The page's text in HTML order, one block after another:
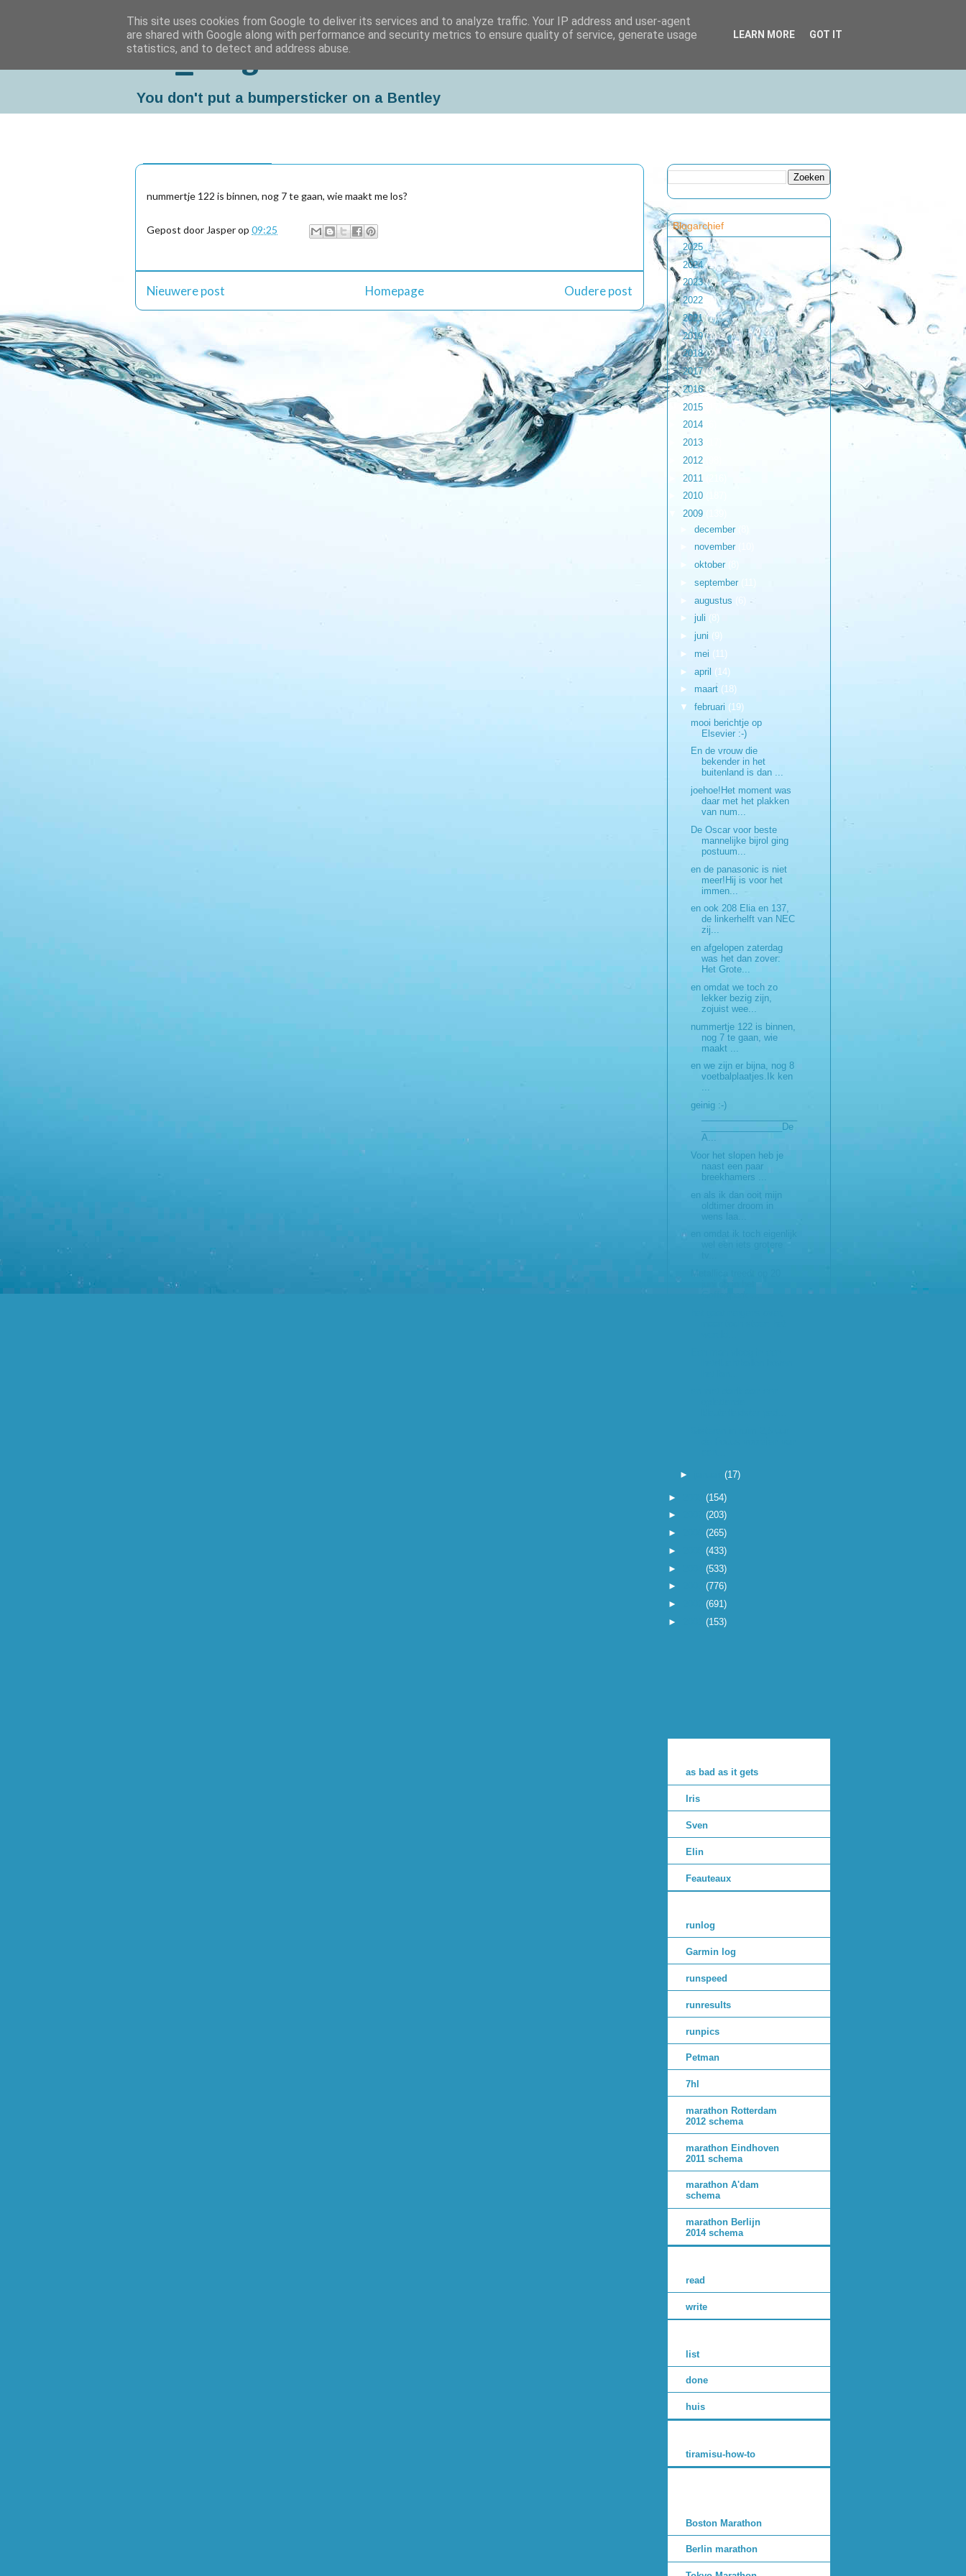
Da_Blog
You don't put a bumpersticker on a Bentley
nummertje 122 is binnen, nog 7 te gaan, wie maakt me los?
Gepost door Jasperop 09:25
Nieuwere post Oudere post
Homepage
Blogarchief
2025 (1)
► 2024(1)
►2023(2)
►2022
(1)
►2021(1)
►2019(1)
►2018(2)
►2017(3)
►2016(9)
2015
2014
2013
2012
2011
2010
2009
december
november
oktober
september
augustus
► juli (8)
► juni (9)
► mei (11)
► april (14)
► maart (18)
▼ februari (19)
mooi berichtje op
Elsevier :-)
En de vrouw die
bekender in het
buitenland is dan ...
joehoe!Het moment was
daar met het plakken
van num...
De Oscar voor beste
mannelijke bijrol ging
postuum...
en de panasonic is niet
meer!Hij is voor het
immen...
en ook 208 Elia en 137,
de linkerhelft van NEC
zij...
en afgelopen zaterdag
was het dan zover:
Het Grote...
en omdat we toch zo
lekker bezig zijn,
zojuist wee...
nummertje 122 is binnen,
nog 7 te gaan, wie
maakt ...
en we zijn er bijna, nog 8
voetbalplaatjes.Ik ken
...
geinig :-)
________________De
A...
Voor het slopen heb je
naast een paar
breekhamers ...
en als ik dan ooit mijn
oldtimer droom in
wens laa...
wel een iets grotere
► (17)
►
(154)
►
(203)
►
(265)
►
(433)
►
(533)
►
(776)
►
(691)
►
(153)
as bad as it gets
Iris
Sven
Elin
Feauteaux
runlog
Garmin log
runspeed
runresults
runpics
Petman
7hl
marathon Rotterdam
2012 schema
marathon Eindhoven
2011 schema
marathon A'dam
schema
marathon Berlijn
2014 schema
read
write
list
done
huis
tiramisu-how-to
Boston Marathon
Berlin marathon
This site uses cookies from Google to deliver its services and to analyze traffic. Your IP address and user-agent
are shared with Google along with performance and security metrics to ensure quality of service, generate usage
statistics, and to detect and address abuse.
LEARN MORE GOT IT